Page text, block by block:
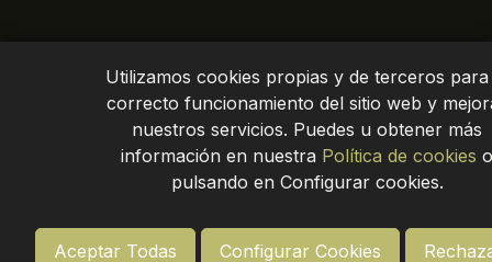
Utilizamos cookies propias y de terceros
correcto funcionamiento del sitio web y
nuestros servicios. Puedes u obtener más
información en nuestra Política de cookies o
pulsando en Configurar cookies.
Aceptar Todas Configurar Cookies
Política de privacidad Aviso legal Site map
© Asemesa 2024. Todos los derechos reservados